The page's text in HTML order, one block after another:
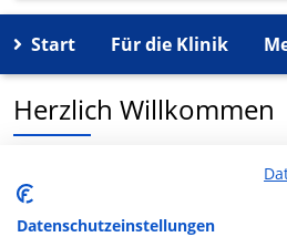
Start Für die Klinik
Herzlich Willkommen
MVZ KfH-Gesundheitszentrum
1:00 AM ist ein medizinisches
Roding.
Datenschutzeinstellungen